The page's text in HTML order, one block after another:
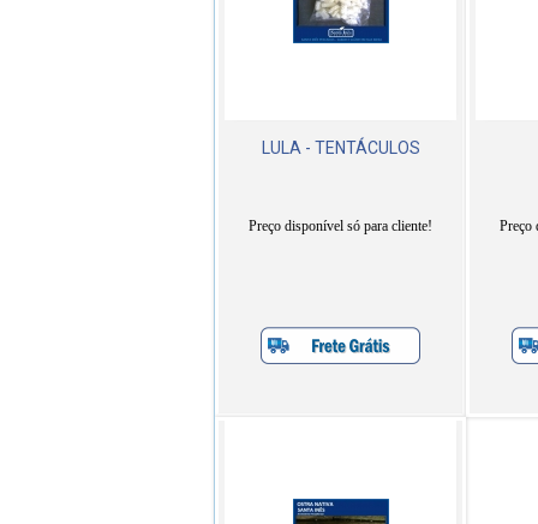
LULA - TENTÁCULOS
Preço disponível só para cliente! Preço